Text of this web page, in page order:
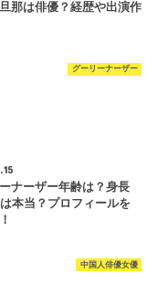
那は俳優？経歴や出演作
グーリーナーザー
ナーザー年齢は？身長
本当？プロフィールを
中国人俳優女優